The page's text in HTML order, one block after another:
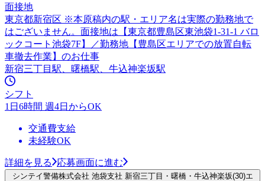
面接地
東京都新宿区 ※本原稿内の駅・エリア名は実際の勤務地で
はございません。面接地は【東京都豊島区東池袋1-31-1 バロ
ックコート池袋7F】／勤務地【豊島区エリアでの放置自転
車撤去作業】のお仕事
新宿三丁目駅、曙橋駅、牛込神楽坂駅
シフト
1日6時間 週4日からOK
交通費支給
未経験OK
詳細を見る 応募画面に進む
シンテイ警備株式会社 池袋支社 新宿三丁目・曙橋・牛込神楽坂(30)エ